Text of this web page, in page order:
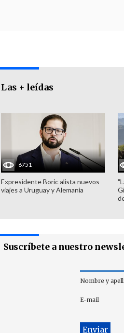
Las + leídas
6751
Expresidente Boric alista nuevos
viajes a Uruguay y Alemania
Suscríbete a nuestro
Nombre y
E-mail